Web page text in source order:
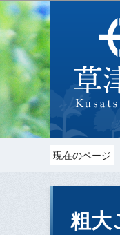
現在のページ
粗大